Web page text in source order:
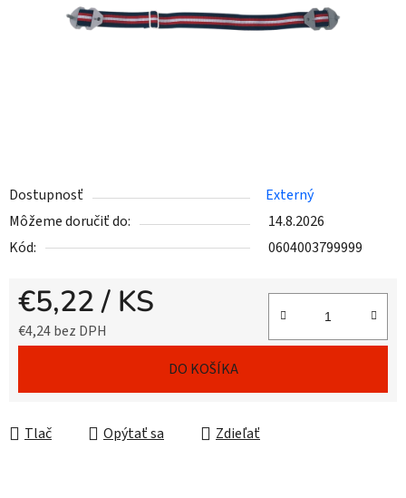
Dostupnosť
Externý
Môžeme doručiť do:
14.8.2026
Kód:
0604003799999
€5,22/ KS
€4,24 bez DPH
DO KOŠÍKA
Tlač Opýtať sa Zdieľať